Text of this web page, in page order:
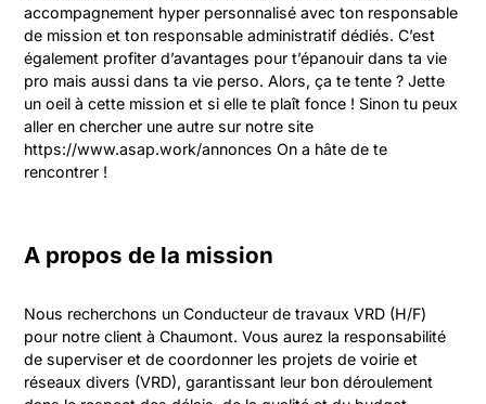
accompagnement hyper personnalisé avec ton responsable
de mission et ton responsable administratif dédiés. C’est
également profiter d’avantages pour t’épanouir dans ta vie
pro mais aussi dans ta vie perso. Alors, ça te tente ? Jette
un oeil à cette mission et si elle te plaît fonce ! Sinon tu peux
aller en chercher une autre sur notre site
https://www.asap.work/annonces On a hâte de te
rencontrer !
A propos de la mission
Nous recherchons un Conducteur de travaux VRD (H/F)
pour notre client à Chaumont. Vous aurez la responsabilité
de superviser et de coordonner les projets de voirie et
réseaux divers (VRD), garantissant leur bon déroulement